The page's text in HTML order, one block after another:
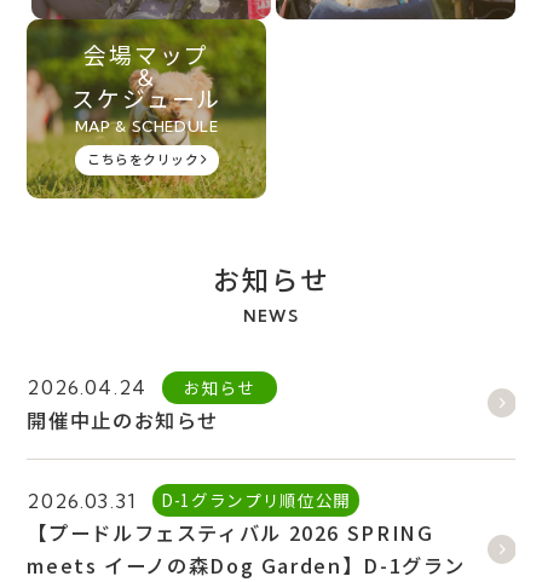
会場マップ
＆
スケジュール
MAP & SCHEDULE
こちらをクリック
お知らせ
NEWS
2026.04.24 お知らせ
開催中止のお知らせ
2026.03.31 D-1グランプリ順位公開
【プードルフェスティバル 2026 SPRING
meets イーノの森Dog Garden】D-1グラン